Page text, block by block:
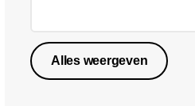
Alles weergeven